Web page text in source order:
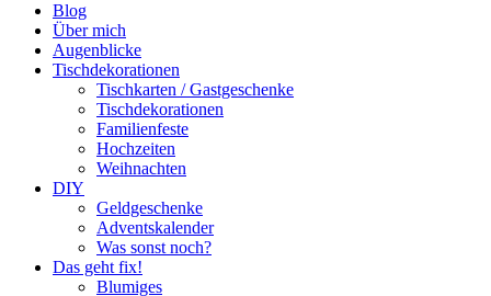
Blog
Über mich
Augenblicke
Tischdekorationen
Tischkarten / Gastgeschenke
Tischdekorationen
Familienfeste
Hochzeiten
Weihnachten
DIY
Geldgeschenke
Adventskalender
Was sonst noch?
Das geht fix!
Blumiges